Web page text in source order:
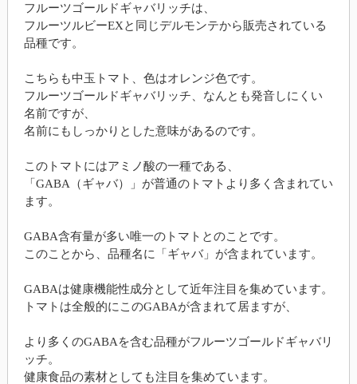
フルーツゴールドギャバリッチは、
フルーツルビーEXと同じデルモンテから販売されている
品種です。
こちらも中玉トマト、色はオレンジ色です。
フルーツゴールドギャバリッチ、なんとも発音しにくい
名前ですが、
名前にもしっかりとした意味があるのです。
このトマトにはアミノ酸の一種である、
「GABA（ギャバ）」が普通のトマトより多く含まれてい
ます。
GABA含有量が多い唯一のトマトとのことです。
このことから、品種名に「ギャバ」が含まれています。
GABAは健康機能性成分として近年注目を集めています。
トマトは全般的にこのGABAが含まれて居ますが、
より多くのGABAを含む品種がフルーツゴールドギャバリ
ッチ。
健康食品の素材としても注目を集めています。